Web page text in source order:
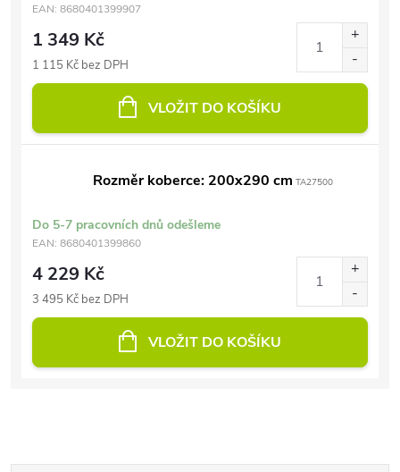
EAN: 8680401399907
1 349 Kč
1 115 Kč bez DPH
VLOŽIT DO KOŠÍKU
Rozměr koberce: 200x290 cm TA27500
Do 5-7 pracovních dnů odešleme
EAN: 8680401399860
4 229 Kč
3 495 Kč bez DPH
VLOŽIT DO KOŠÍKU